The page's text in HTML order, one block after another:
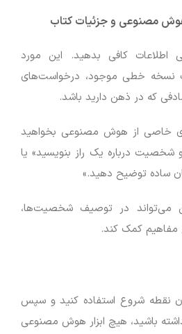
کافی بدهید. این مورد
نسخه خطی موجود، درخواست‌های
که در ذهن دارید باشد.
خاصی از هوش مصنوعی بخواهید
شخصیت درباره یک راز بنویسید» یا
ساده توضیح دهید.»
در توصیف شخصیت‌ها،
کمک کند.
نقطه شروع استفاده کنید و سپس
باشید، هیچ ابزار هوش مصنوعی